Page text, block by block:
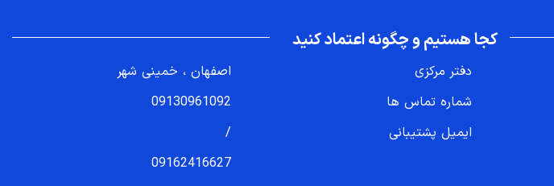
کجا هستیم و چگونه اعتماد کنید
دفتر مرکزی
شماره تماس ها
ایمیل پشتیبانی
اصفهان ، خمینی شهر
09130961092
/
09162416627